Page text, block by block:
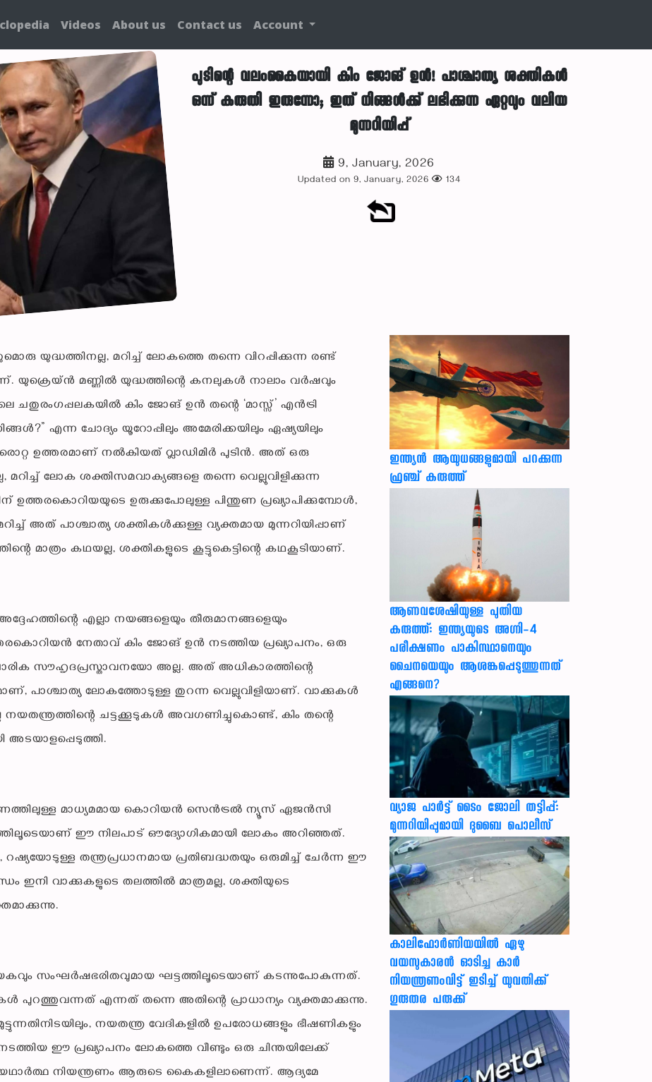
Videos About us Contact us Account
പുടിന്റെ വലംകൈയായി കിം ജോങ് ഉൻ! പാശ്ചാത്യ ശക്തികൾ
ഒന്ന് കരുതി ഇരുന്നോ; ഇത് നിങ്ങൾക്ക് ലഭിക്കുന്ന ഏറ്റവും വലിയ
മുന്നറിയിപ്പ്
9, January, 2026
Updated on 9, January, 2026 134
യുദ്ധത്തിനല്ല, മറിച്ച് ലോകത്തെ തന്നെ വിറപ്പിക്കുന്ന രണ്ട്
യുക്രെയ്ൻ മണ്ണിൽ യുദ്ധത്തിന്റെ കനലുകൾ നാലാം വർഷവും
ചതുരംഗപ്പലകയിൽ കിം ജോങ് ഉൻ തന്റെ ‘മാസ്സ്’ എൻട്രി
എന്ന ചോദ്യം യൂറോപ്പിലും അമേരിക്കയിലും ഏഷ്യയിലും
ഉത്തരമാണ് നൽകിയത് വ്ലാഡിമിർ പുടിൻ. അത് ഒരു
മറിച്ച് ലോക ശക്തിസമവാക്യങ്ങളെ തന്നെ വെല്ലുവിളിക്കുന്ന
ഉത്തരകൊറിയയുടെ ഉരുക്കുപോലുള്ള പിന്തുണ പ്രഖ്യാപിക്കുമ്പോൾ,
അത് പാശ്ചാത്യ ശക്തികൾക്കുള്ള വ്യക്തമായ മുന്നറിയിപ്പാണ്
മാത്രം കഥയല്ല, ശക്തികളുടെ കൂട്ടുകെട്ടിന്റെ കഥകൂടിയാണ്.
എല്ലാ നയങ്ങളെയും തീരുമാനങ്ങളെയും
നേതാവ് കിം ജോങ് ഉൻ നടത്തിയ പ്രഖ്യാപനം, ഒരു
സൗഹൃദപ്രസ്താവനയോ അല്ല. അത് അധികാരത്തിന്റെ
പാശ്ചാത്യ ലോകത്തോടുള്ള തുറന്ന വെല്ലുവിളിയാണ്. വാക്കുകൾ
നയതന്ത്രത്തിന്റെ ചട്ടക്കൂടുകൾ അവഗണിച്ചുകൊണ്ട്, കിം തന്റെ
അടയാളപ്പെടുത്തി.
മാധ്യമമായ കൊറിയൻ സെൻട്രൽ ന്യൂസ് ഏജൻസി
ഈ നിലപാട് ഔദ്യോഗികമായി ലോകം അറിഞ്ഞത്.
റഷ്യയോടുള്ള തന്ത്രപ്രധാനമായ പ്രതിബദ്ധതയും ഒരുമിച്ച് ചേർന്ന ഈ
ഇനി വാക്കുകളുടെ തലത്തിൽ മാത്രമല്ല, ശക്തിയുടെ
സംഘർഷഭരിതവുമായ ഘട്ടത്തിലൂടെയാണ് കടന്നുപോകുന്നത്.
എന്നത് തന്നെ അതിന്റെ പ്രാധാന്യം വ്യക്തമാക്കുന്നു.
നയതന്ത്ര വേദികളിൽ ഉപരോധങ്ങളും ഭീഷണികളും
നടത്തിയ ഈ പ്രഖ്യാപനം ലോകത്തെ വീണ്ടും ഒരു ചിന്തയിലേക്ക്
നിയന്ത്രണം ആരുടെ കൈകളിലാണെന്ന്. ആദ്യമേ
ഇന്ത്യൻ ആയുധങ്ങളുമായി പറക്കുന്ന
ഫ്രഞ്ച് കരുത്ത്
ആണവശേഷിയുള്ള പുതിയ
കരുത്ത്: ഇന്ത്യയുടെ അഗ്നി-4
പരീക്ഷണം പാകിസ്ഥാനെയും
ചൈനയെയും ആശങ്കപ്പെടുത്തുന്നത്
എങ്ങനെ?
വ്യാജ പാർട്ട് ടൈം ജോലി തട്ടിപ്പ്:
മുന്നറിയിപ്പുമായി ദുബൈ പൊലീസ്
കാലിഫോര്‍ണിയയില്‍ ഏഴു
വയസുകാരന്‍ ഓടിച്ച കാര്‍
നിയന്ത്രണംവിട്ട് ഇടിച്ച് യുവതിക്ക്
ഗുരുതര പരുക്ക്